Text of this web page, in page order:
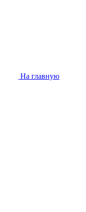
На главную